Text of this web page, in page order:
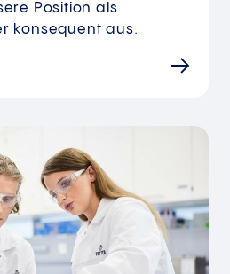
Position als
konsequent aus.